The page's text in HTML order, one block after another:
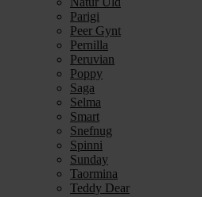
Parigi
Peer Gynt
Pernilla
Peruvian
Poppy
Saga
Selma
Smart
Snefnug
Spinni
Sunday
Taormina
Teddy Dear